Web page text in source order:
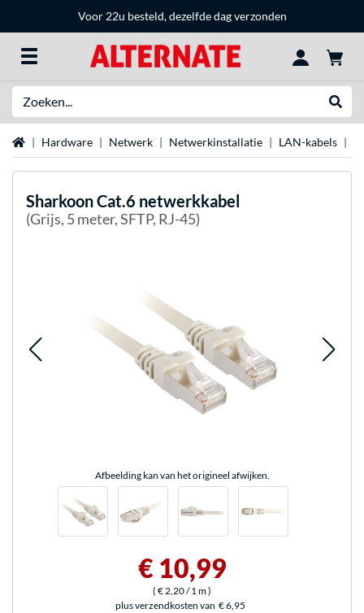
Voor 22u besteld, dezelfde dag verzonden
Home Hardware Netwerk Netwerkinstallatie LAN-kabels
SharkoonCat.6 netwerkkabel
(Grijs, 5 meter, SFTP, RJ-45)
Afbeelding kan van het origineel afwijken.
€ 10,99
( € 2,20/ 1 m)
plus verzendkosten van € 6,95